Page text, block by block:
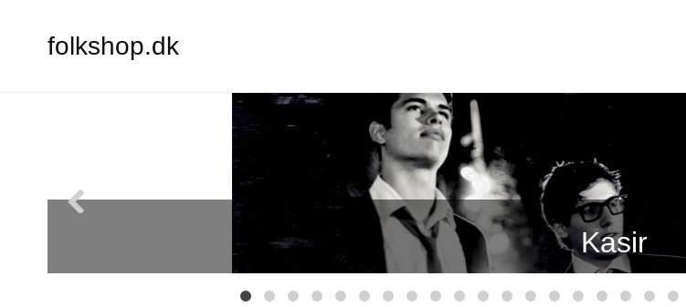
folkshop.dk